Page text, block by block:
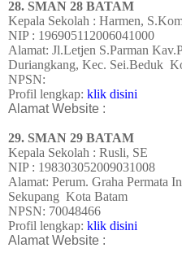
28. SMAN 28 BATAM
Kepala Sekolah : Harmen,
NIP : 196905112006041000
Alamat: Jl.Letjen S.Parman
Duriangkang, Kec. Sei.Beduk
NPSN:
Profil lengkap: klik disini
Alamat Website :
29. SMAN 29 BATAM
Kepala Sekolah : Rusli, SE
NIP : 198303052009031008
Alamat: Perum. Graha Permata
Sekupang Kota Batam
NPSN: 70048466
Profil lengkap: klik disini
Alamat Website :